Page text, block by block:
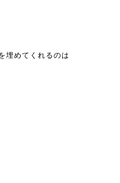
埋めてくれるのは